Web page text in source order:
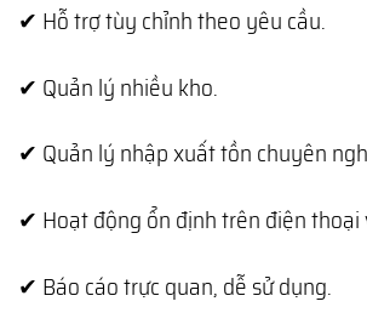
✔ Hỗ trợ tùy chỉnh theo yêu cầu.
✔ Quản lý nhiều kho.
✔ Quản lý nhập xuất tồn chuyên
✔ Hoạt động ổn định trên điện thoại
✔ Báo cáo trực quan, dễ sử dụng.